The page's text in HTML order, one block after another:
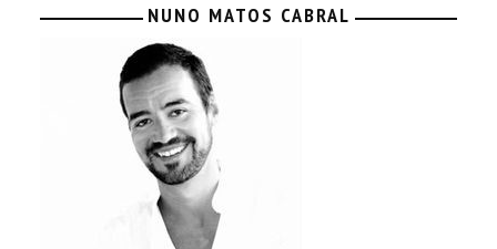
NUNO MATOS CABRAL